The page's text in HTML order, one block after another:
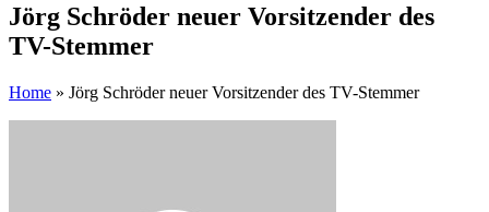
Jörg Schröder neuer Vorsitzender des
TV-Stemmer
Home » Jörg Schröder neuer Vorsitzender des TV-Stemmer